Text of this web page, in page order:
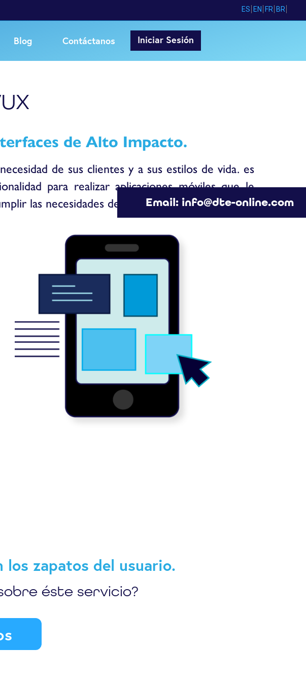
ES EN FR BR
Blog Contáctanos Iniciar Sesión
de Alto Impacto.
de sus clientes y a sus estilos de vida. es
para realizar aplicaciones móviles que le
las necesidades de tus clientes.
los zapatos del usuario.
éste servicio?
Email: info@dte-online.com